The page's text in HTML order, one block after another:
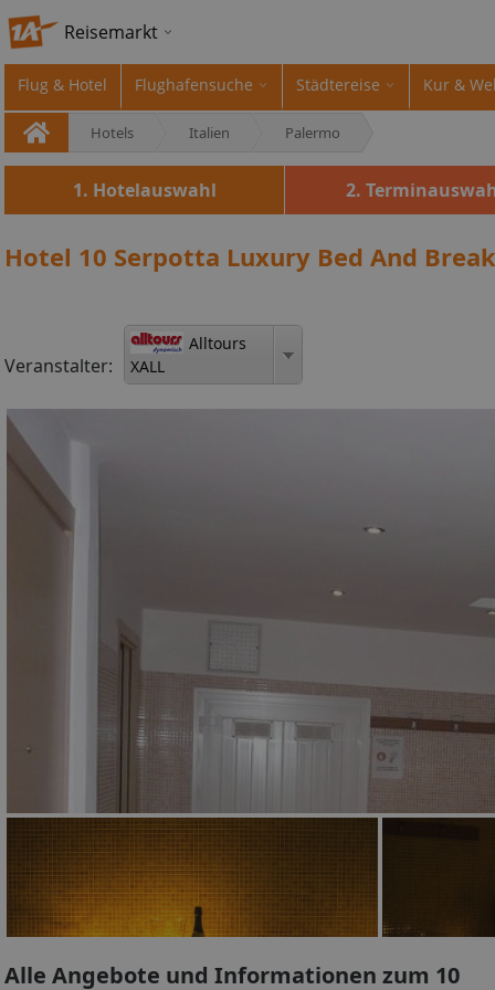
Reisemarkt
Flug & Hotel Flughafensuche Städtereise Kur &
Hotels Italien Palermo
1. Hotelauswahl 2.
Hotel 10 Serpotta Luxury Bed And
Veranstalter:
Alltours
XALL
Alle Angebote und Informationen zum 10